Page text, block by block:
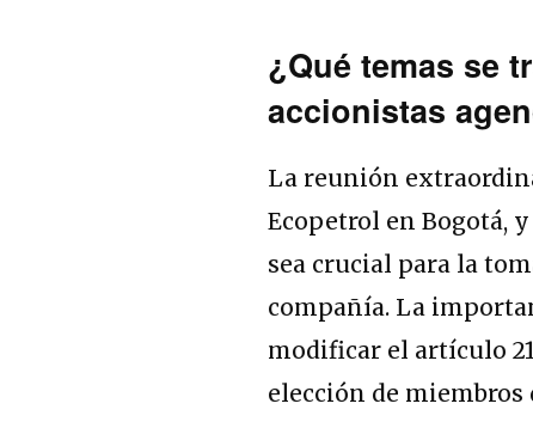
¿Qué temas se
accionistas
La reunión
Ecopetrol en Bogotá,
sea crucial para la
compañía. La
modificar el artículo
elección de miembros